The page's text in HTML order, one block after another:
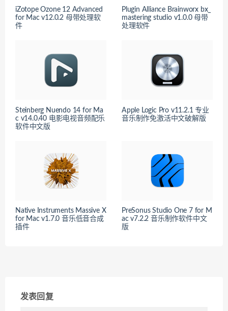
iZotope Ozone 12 Advanced
for Mac v12.0.2 母带处理软
件
Plugin Alliance Brainworx bx_
mastering studio v1.0.0 母带
处理软件
Steinberg Nuendo 14 for Ma
c v14.0.40 电影电视音频配乐
软件中文版
Apple Logic Pro v11.2.1 专业
音乐制作免激活中文破解版
Native Instruments Massive X
for Mac v1.7.0 音乐低音合成
插件
PreSonus Studio One 7 for M
ac v7.2.2 音乐制作软件中文
版
发表回复